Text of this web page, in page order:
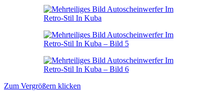
Zum Vergrößern klicken